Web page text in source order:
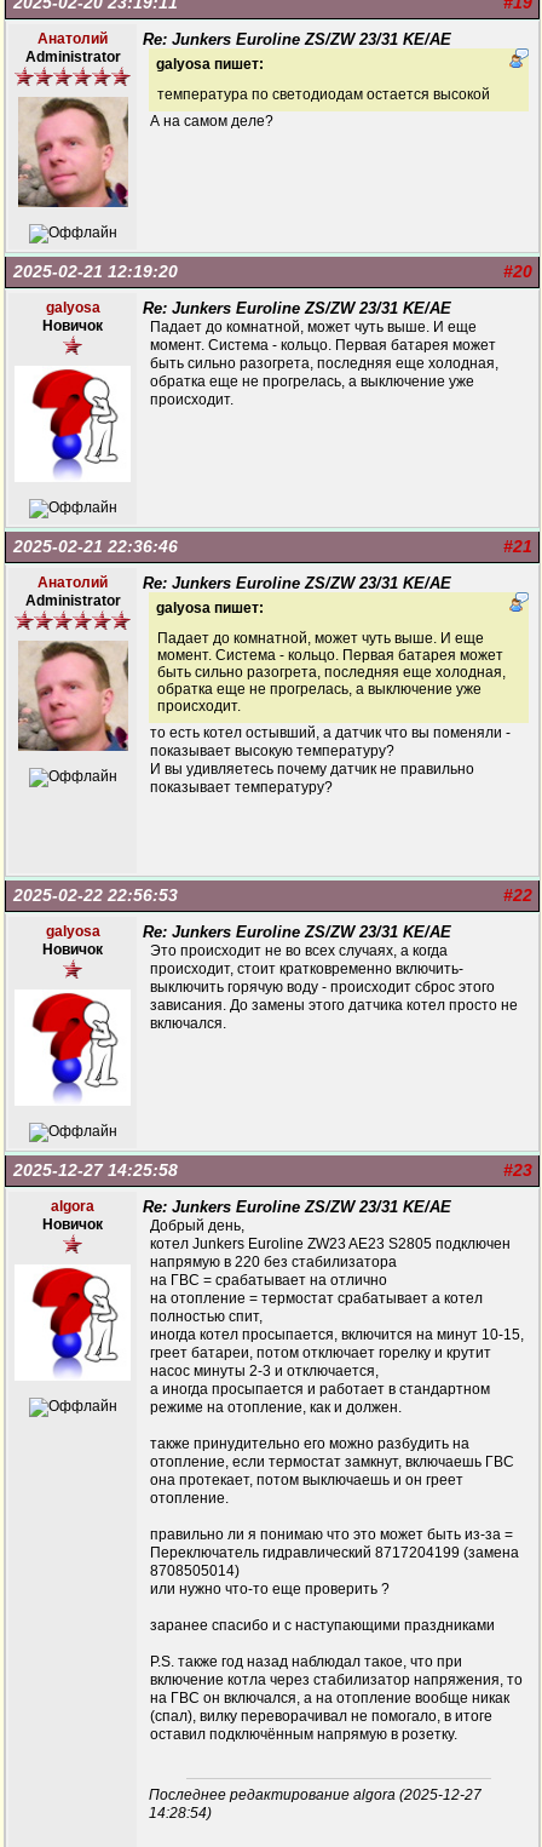
Анатолий
Administrator
Re: Junkers Euroline ZS/ZW 23/31 KE/AE
galyosa пишет:
температура по светодиодам остается высокой
А на самом деле?
#20
2025-02-21 12:19:20
galyosa
Новичок
Re: Junkers Euroline ZS/ZW 23/31 KE/AE
Падает до комнатной, может чуть выше. И еще
момент. Система - кольцо. Первая батарея может
быть сильно разогрета, последняя еще холодная,
обратка еще не прогрелась, а выключение уже
происходит.
#21
2025-02-21 22:36:46
Анатолий
Administrator
Re: Junkers Euroline ZS/ZW 23/31 KE/AE
galyosa пишет:
Падает до комнатной, может чуть выше. И еще
момент. Система - кольцо. Первая батарея может
быть сильно разогрета, последняя еще холодная,
обратка еще не прогрелась, а выключение уже
происходит.
то есть котел остывший, а датчик что вы поменяли -
показывает высокую температуру?
И вы удивляетесь почему датчик не правильно
показывает температуру?
#22
2025-02-22 22:56:53
galyosa
Новичок
Re: Junkers Euroline ZS/ZW 23/31 KE/AE
Это происходит не во всех случаях, а когда
происходит, стоит кратковременно включить-
выключить горячую воду - происходит сброс этого
зависания. До замены этого датчика котел просто не
включался.
#23
2025-12-27 14:25:58
algora
Новичок
Re: Junkers Euroline ZS/ZW 23/31 KE/AE
Добрый день,
котел Junkers Euroline ZW23 AE23 S2805 подключен
напрямую в 220 без стабилизатора
на ГВС = срабатывает на отлично
на отопление = термостат срабатывает а котел
полностью спит,
иногда котел просыпается, включится на минут 10-15,
греет батареи, потом отключает горелку и крутит
насос минуты 2-3 и отключается,
а иногда просыпается и работает в стандартном
режиме на отопление, как и должен.
также принудительно его можно разбудить на
отопление, если термостат замкнут, включаешь ГВС
она протекает, потом выключаешь и он греет
отопление.
правильно ли я понимаю что это может быть из-за =
Переключатель гидравлический 8717204199 (замена
8708505014)
или нужно что-то еще проверить ?
заранее спасибо и с наступающими праздниками
P.S. также год назад наблюдал такое, что при
включение котла через стабилизатор напряжения, то
на ГВС он включался, а на отопление вообще никак
(спал), вилку переворачивал не помогало, в итоге
оставил подключённым напрямую в розетку.
Последнее редактирование algora (2025-12-27
14:28:54)